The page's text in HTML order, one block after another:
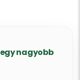
nagyobb